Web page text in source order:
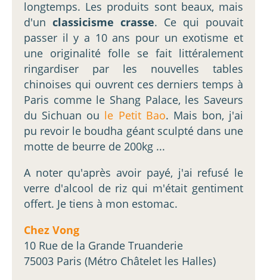
longtemps. Les produits sont beaux, mais
d'un classicisme crasse. Ce qui pouvait
passer il y a 10 ans pour un exotisme et
une originalité folle se fait littéralement
ringardiser par les nouvelles tables
chinoises qui ouvrent ces derniers temps à
Paris comme le Shang Palace, les Saveurs
du Sichuan ou le Petit Bao. Mais bon, j'ai
pu revoir le boudha géant sculpté dans une
motte de beurre de 200kg ...
A noter qu'après avoir payé, j'ai refusé le
verre d'alcool de riz qui m'était gentiment
offert. Je tiens à mon estomac.
Chez Vong
10 Rue de la Grande Truanderie
75003 Paris (Métro Châtelet les Halles)